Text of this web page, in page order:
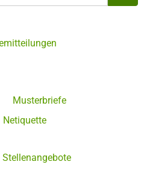
Musterbriefe
Netiquette
Stellenangebote